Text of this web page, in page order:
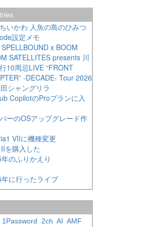
いかわ 人魚の島のひみつ
設定メモ
x BOOM
SATELLITES presents 川
10周忌LIVE “FRONT
-DECADE- Tour 2026
シャングリラ
CopilotのProプランに入
ーのOSアップグレード作
VIIに機種変更
を購入した
のふりかえり
に行ったライブ
1Password 2ch AI AMF